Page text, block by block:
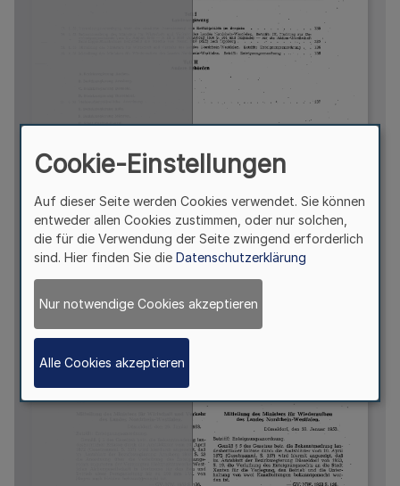
Cookie-Einstellungen
Auf dieser Seite werden Cookies verwendet. Sie können
entweder allen Cookies zustimmen, oder nur solchen,
die für die Verwendung der Seite zwingend erforderlich
sind. Hier finden Sie die Datenschutzerklärung
Nur notwendige Cookies akzeptieren
Alle Cookies akzeptieren